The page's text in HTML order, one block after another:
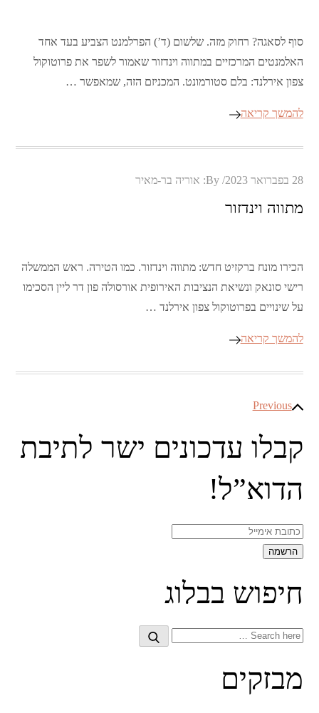
סוף לסאגה? רחוק מזה. שלשום (ד’) הפרלמנט הצביע בעד אחד
האלמנטים המרכזיים במתווה וינדזור שאמור לשפר את פרוטוקול
צפון אירלנד: בלם סטורמונט. המכניזם הזה, שמאפשר …
להמשך קריאה
Posted
28 בפברואר 2023 By: אוריה בר-מאיר
מתווה וינדזור
הכירו מונח ברקזיט חדש: מתווה וינדזור. כמו הטירה. ראש הממשלה
רישי סונאק ונשיאת הנציבות האירופית אורסולה פון דר ליין הסכימו
על שינויים בפרוטוקול צפון אירלנד …
להמשך קריאה
ניווט
Previous
קבלו עדכונים ישר לתיבת
הדוא”ל!
חיפוש בבלוג
Search
Search
מבזקים